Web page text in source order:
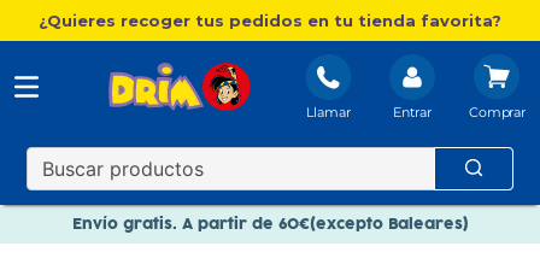
¿Quieres recoger tus pedidos en tu tienda favorita?
Llamar Entrar
Nuevo catálogo Aire Libre
Envío gratis. A partir de 60€(excepto Baleares)